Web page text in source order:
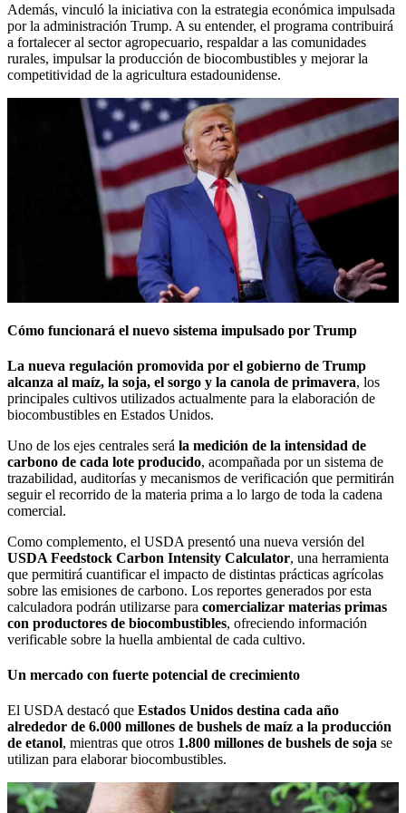
Además, vinculó la iniciativa con la estrategia económica impulsada
por la administración Trump. A su entender, el programa contribuirá
a fortalecer al sector agropecuario, respaldar a las comunidades
rurales, impulsar la producción de biocombustibles y mejorar la
competitividad de la agricultura estadounidense.
Cómo funcionará el nuevo sistema impulsado por Trump
La nueva regulación promovida por el gobierno de Trump
alcanza al maíz, la soja, el sorgo y la canola de primavera, los
principales cultivos utilizados actualmente para la elaboración de
biocombustibles en Estados Unidos.
Uno de los ejes centrales será la medición de la intensidad de
carbono de cada lote producido, acompañada por un sistema de
trazabilidad, auditorías y mecanismos de verificación que permitirán
seguir el recorrido de la materia prima a lo largo de toda la cadena
comercial.
Como complemento, el USDA presentó una nueva versión del
USDA Feedstock Carbon Intensity Calculator, una herramienta
que permitirá cuantificar el impacto de distintas prácticas agrícolas
sobre las emisiones de carbono. Los reportes generados por esta
calculadora podrán utilizarse para comercializar materias primas
con productores de biocombustibles, ofreciendo información
verificable sobre la huella ambiental de cada cultivo.
Un mercado con fuerte potencial de crecimiento
El USDA destacó que Estados Unidos destina cada año
alrededor de 6.000 millones de bushels de maíz a la producción
de etanol, mientras que otros 1.800 millones de bushels de soja se
utilizan para elaborar biocombustibles.